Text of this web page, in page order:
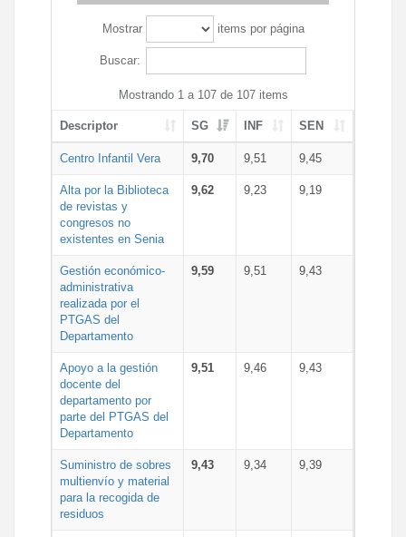
Mostrar items por página
Buscar:
Mostrando 1 a 107 de 107 items
Descriptor SG INF SEN
Centro Infantil Vera 9,70 9,51 9,45
Alta por la Biblioteca
de revistas y
congresos no
existentes en Senia
9,62 9,23 9,19
Gestión económico-
administrativa
realizada por el
PTGAS del
Departamento
9,59 9,51 9,43
Apoyo a la gestión
docente del
departamento por
parte del PTGAS del
Departamento
9,51 9,46 9,43
Suministro de sobres
multienvío y material
para la recogida de
residuos
9,43 9,34 9,39